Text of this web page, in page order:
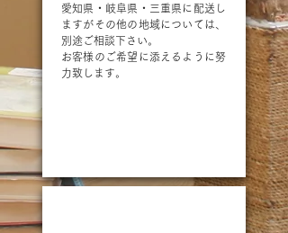
愛知県・岐阜県・三重県に配送し
ますがその他の地域については、
別途ご相談下さい。
お客様のご希望に添えるように努
力致します。